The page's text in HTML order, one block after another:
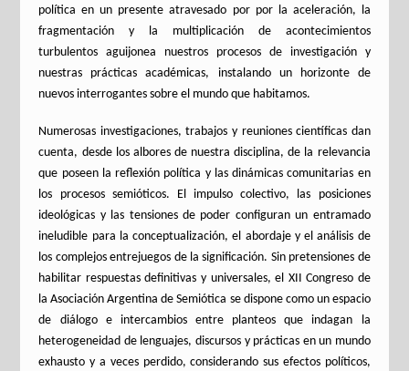
política en un presente atravesado por por la aceleración, la
fragmentación y la multiplicación de acontecimientos
turbulentos aguijonea nuestros procesos de investigación y
nuestras prácticas académicas, instalando un horizonte de
nuevos interrogantes sobre el mundo que habitamos.
Numerosas investigaciones, trabajos y reuniones científicas dan
cuenta, desde los albores de nuestra disciplina, de la relevancia
que poseen la reflexión política y las dinámicas comunitarias en
los procesos semióticos. El impulso colectivo, las posiciones
ideológicas y las tensiones de poder configuran un entramado
ineludible para la conceptualización, el abordaje y el análisis de
los complejos entrejuegos de la significación. Sin pretensiones de
habilitar respuestas definitivas y universales, el XII Congreso de
la Asociación Argentina de Semiótica se dispone como un espacio
de diálogo e intercambios entre planteos que indagan la
heterogeneidad de lenguajes, discursos y prácticas en un mundo
exhausto y a veces perdido, considerando sus efectos políticos,